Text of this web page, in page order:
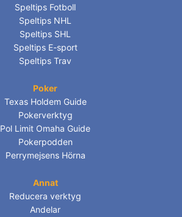
Speltips Fotboll
Speltips NHL
Speltips SHL
Speltips E-sport
Speltips Trav
Poker
Texas Holdem Guide
Pokerverktyg
Pol Limit Omaha Guide
Pokerpodden
Perrymejsens Hörna
Annat
Reducera verktyg
Andelar